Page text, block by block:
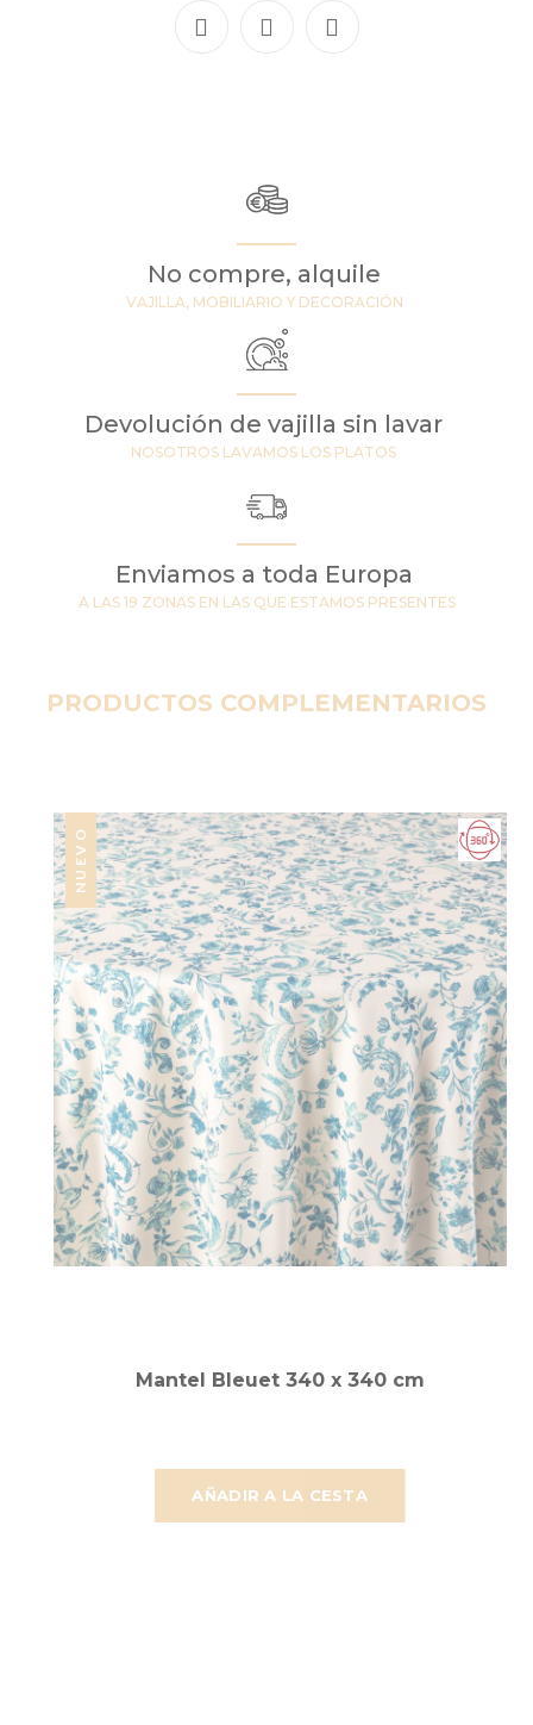
No compre, alquile
VAJILLA, MOBILIARIO Y DECORACIÓN
Devolución de vajilla sin lavar
NOSOTROS LAVAMOS LOS PLATOS
Enviamos a toda Europa
A LAS 19 ZONAS EN LAS QUE ESTAMOS PRESENTES
PRODUCTOS COMPLEMENTARIOS
NUEVO
AÑADIR A LA CESTA
Mantel Bleuet 340 x 340 cm